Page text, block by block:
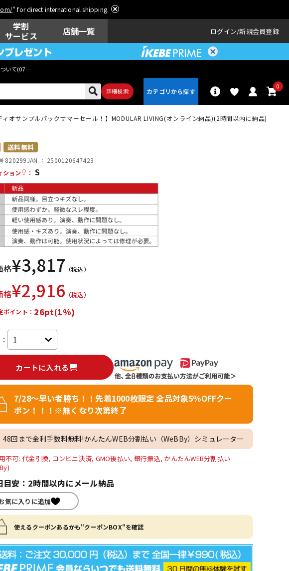
" for direct international shipping.
学割
サービス
店舗一覧 ログイン 新規会員登録
いて(07月29日
詳細検索
0
レレ
他楽器
ーディン
器
配信/ライブ
機器
ィオサンプルパックサマーセール！】MODULAR LIVING(オンライン納品)(2時間以内に納品)
送料無料
820299JAN ： 2500120647423
ション
： S
格¥3,817 （税込）
格¥2,916 （税込）
ポイント： 26pt(1%)
カートに入れる
7/28～早い者勝ち！！先着1000枚限定 全品対象5％OFFクー
ポン！！！※無くなり次第終了
48回まで金利手数料無料!かんたんWEB分割払い（WeBBy）シミュレーター
不可: 代金引換, コンビニ決済, GMO後払い, 銀行振込, かんたんWEB分割払い
目安：2時間以内にメール納品
気に入りに追加
使えるクーポンあるかも"クーポンBOX"を確認